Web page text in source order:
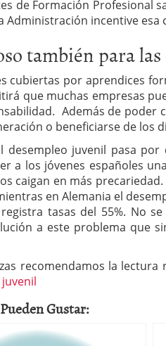
de Formación Profesional
Administración incentive esa
también para las
cubiertas por aprendices
que muchas empresas
Además de poder
o beneficiarse de los
desempleo juvenil pasa
a los jóvenes españoles
caigan en más
en Alemania el
tasas del 55%. No
a este problema que
recomendamos la lectura
Gustar: